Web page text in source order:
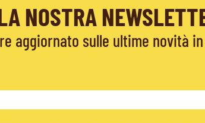
NOSTRA
aggiornato sulle ultime novità